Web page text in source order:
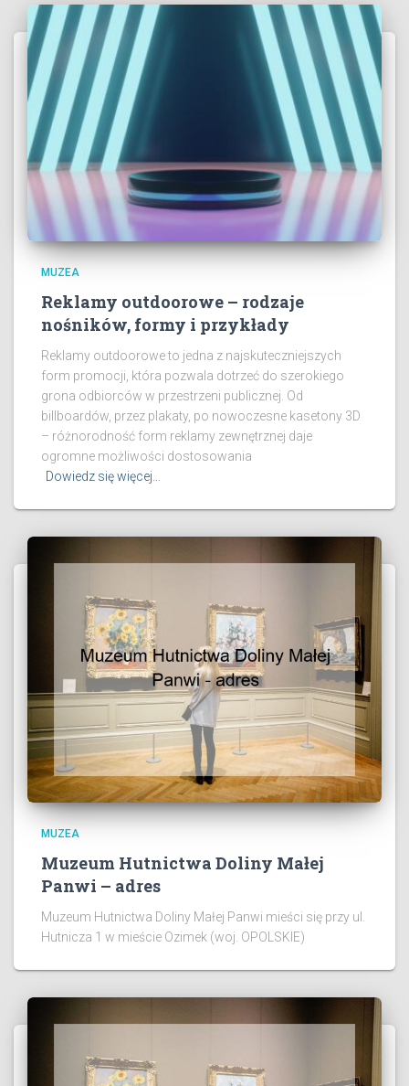
MUZEA
Reklamy outdoorowe – rodzaje
nośników, formy i przykłady
Reklamy outdoorowe to jedna z najskuteczniejszych
form promocji, która pozwala dotrzeć do szerokiego
grona odbiorców w przestrzeni publicznej. Od
billboardów, przez plakaty, po nowoczesne kasetony 3D
– różnorodność form reklamy zewnętrznej daje
ogromne możliwości dostosowania
Dowiedz się więcej…
MUZEA
Muzeum Hutnictwa Doliny Małej
Panwi – adres
Muzeum Hutnictwa Doliny Małej Panwi mieści się przy ul.
Hutnicza 1 w mieście Ozimek (woj. OPOLSKIE)